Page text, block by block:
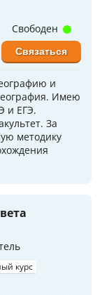
и
Имею
и ЕГЭ.
За
методику
Свободен
Связаться
курс